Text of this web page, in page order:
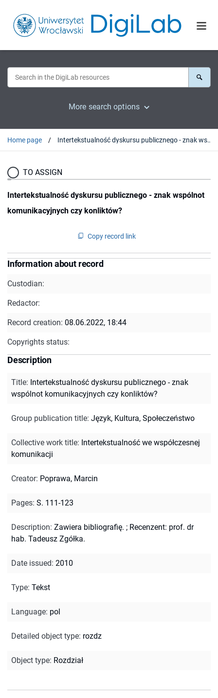
More search options
Home page Intertekstualność dyskursu publicznego - znak wspólnot komunikacyjnych czy konliktów?
TO ASSIGN
Intertekstualność dyskursu publicznego - znak wspólnot
komunikacyjnych czy konliktów?
Copy record link
Information about record
Custodian:
Redactor:
Record creation: 08.06.2022, 18:44
Copyrights status:
Description
Title: Intertekstualność dyskursu publicznego - znak
wspólnot komunikacyjnych czy konliktów?
Group publication title: Język, Kultura, Społeczeństwo
Collective work title: Intertekstualność we współczesnej
komunikacji
Creator: Poprawa, Marcin
Pages: S. 111-123
Description: Zawiera bibliografię. ; Recenzent: prof. dr
hab. Tadeusz Zgółka.
Date issued: 2010
Type: Tekst
Language: pol
Detailed object type: rozdz
Object type: Rozdział